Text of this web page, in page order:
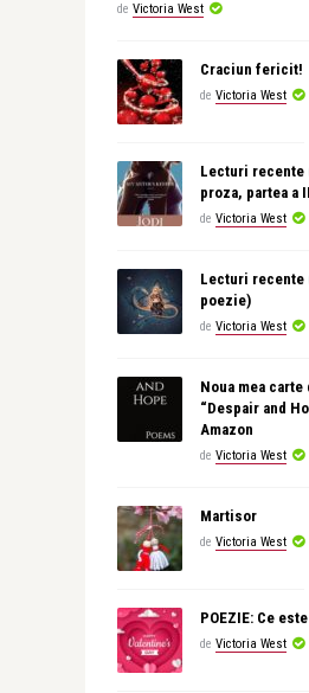
de Victoria West
Craciun fericit!
de Victoria West
Lecturi recente
proza, partea a
de Victoria West
Lecturi recente
poezie)
de Victoria West
Noua mea
“Despair and
Amazon
de Victoria West
Martisor
de Victoria West
POEZIE: Ce
de Victoria West